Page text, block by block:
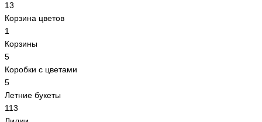
13
Корзина цветов
1
Корзины
5
Коробки с цветами
5
Летние букеты
113